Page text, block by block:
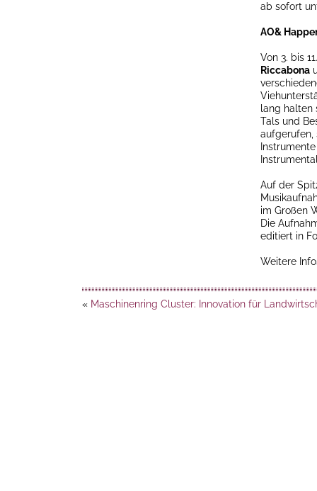
ab sofort
AO&
Von 3. bis
Riccabona
lang halten
Tals und
aufgerufen,
Auf der
im Großen
Die
editiert in
Weitere
« Maschinenring Cluster: Innovation für